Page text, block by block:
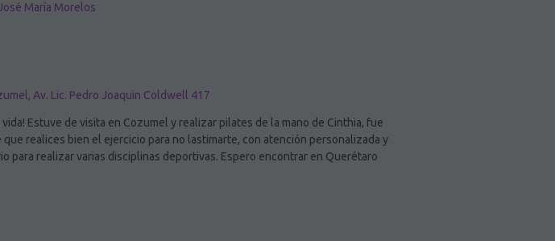
María Morelos
Av. Lic. Pedro Joaquin Coldwell 417
Estuve de visita en Cozumel y realizar pilates de la mano de Cinthia, fue
realices bien el ejercicio para no lastimarte, con atención personalizada y
realizar varias disciplinas deportivas. Espero encontrar en Querétaro